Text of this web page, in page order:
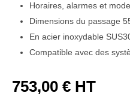
Horaires, alarmes et
Dimensions du passage
En acier inoxydable
Compatible avec des
753,00 € HT